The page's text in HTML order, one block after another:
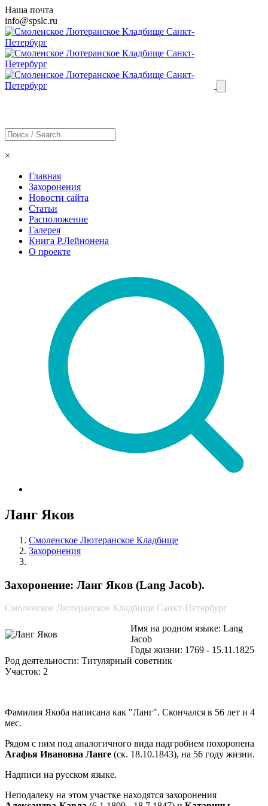
Наша почта
info@spslc.ru
×
Главная
Захоронения
Новости сайта
Статьи
Расположение
Галерея
Книга Р.Лейнонена
О проекте
Ланг Яков
Смоленское Лютеранское Кладбище
Захоронения
Захоронение: Ланг Яков (Lang Jacob).
Смоленское Лютеранское Кладбище Санкт-Петербург
Имя на родном языке: Lang
Jacob
Годы жизни: 1769 - 15.11.1825
Род деятельности: Титулярный советник
Участок: 2
Фамилия Якоба написана как "Ланг". Скончался в 56 лет и 4
мес.
Рядом с ним под аналогичного вида надгробием похоронена
Агафья Ивановна Ланге (ск. 18.10.1843), на 56 году жизни.
Надписи на русском языке.
Неподалеку на этом участке находятся захоронения